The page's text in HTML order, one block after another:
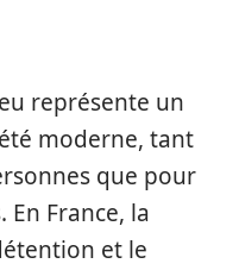
représente un
moderne, tant
que pour
France, la
et le